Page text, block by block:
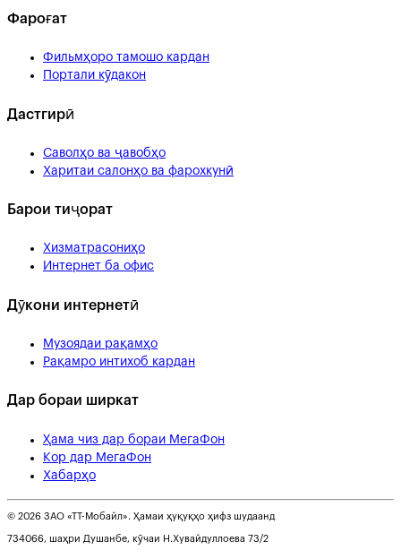
Фароғат
Фильмҳоро тамошо кардан
Портали кӯдакон
Дастгирӣ
Саволҳо ва ҷавобҳо
Харитаи салонҳо ва фарохкунӣ
Барои тиҷорат
Хизматрасониҳо
Интернет ба офис
Дӯкони интернетӣ
Музоядаи рақамҳо
Рақамро интихоб кардан
Дар бораи ширкат
Ҳама чиз дар бораи МегаФон
Кор дар МегаФон
Хабарҳо
© 2026 ЗАО «ТТ-Мобайл». Ҳамаи ҳуқуқҳо ҳифз шудаанд
734066, шаҳри Душанбе, кӯчаи Н.Хувайдуллоева 73/2